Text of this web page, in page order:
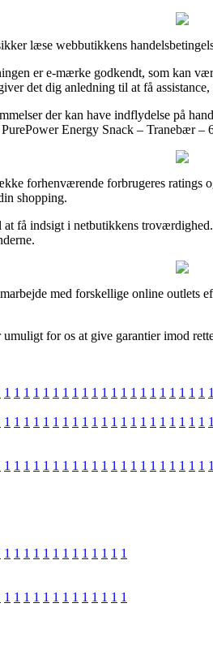
læse webbutikkens
er e-mærke godkendt, som kan
det dig anledning til at få
der kan have indflydelse på
Energy Snack – Tranebær
forhenværende forbrugeres
shopping.
få indsigt i netbutikkens
med forskellige online
for os at give garantier imod
1 1 1 1 1 1 1 1 1 1 1 1 1 1 1 1 1 1 1 1 1 1
1 1 1 1 1 1 1 1 1 1 1 1 1 1 1 1 1 1 1 1 1 1
1 1 1 1 1 1 1 1 1 1 1 1 1 1 1 1 1 1 1 1 1 1
1 1 1 1 1 1 1 1 1 1 1 1 1
1 1 1 1 1 1 1 1 1 1 1 1 1